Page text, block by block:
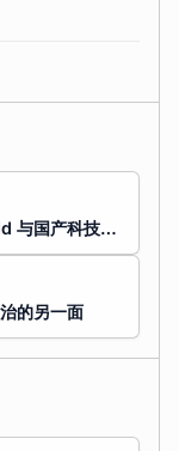
折叠的不只是屏幕：华为 MateBook Fold 与国产科技的野心
的另一面